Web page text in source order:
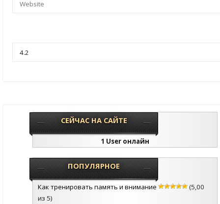
СЕЙЧАС НА САЙТЕ
1 User онлайн
ПОПУЛЯРНОЕ
Как тренировать память и внимание
(5,00
из 5)